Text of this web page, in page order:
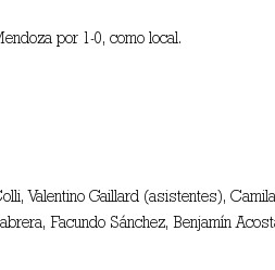
por 1-0, como local.
Valentino Gaillard (asistentes),
Facundo Sánchez, Benjamín